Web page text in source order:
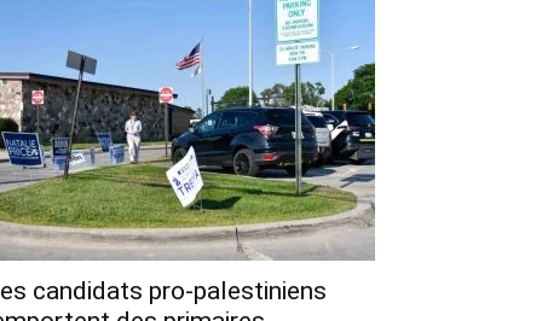
candidats pro-palestiniens